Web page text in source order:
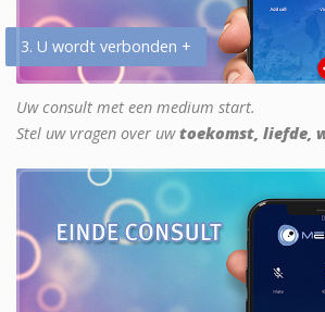
3. U wordt verbonden +
Uw consult met een medium start.
Stel uw vragen over uwtoekomst, liefde,